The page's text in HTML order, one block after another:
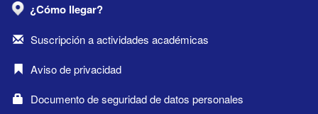
¿Cómo llegar?
Suscripción a actividades académicas
Aviso de privacidad
Documento de seguridad de datos personales